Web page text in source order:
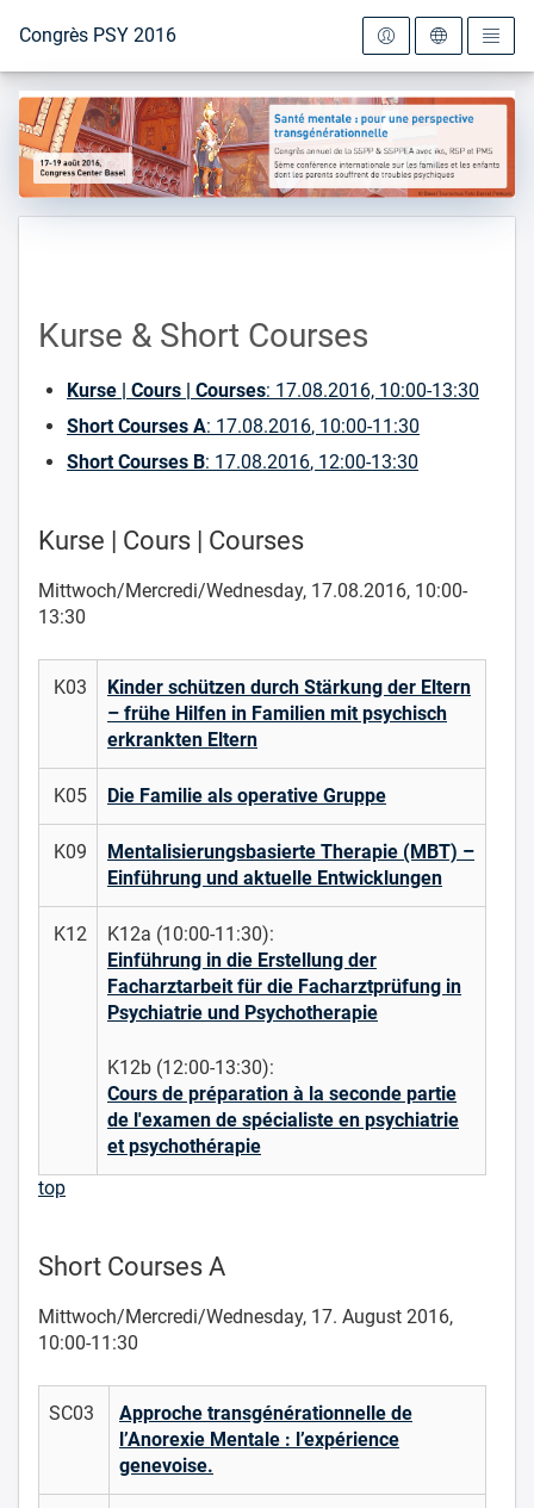
Vers la page d'accueil
Congrès PSY 2016
Kurse & Short Courses
Kurse | Cours | Courses: 17.08.2016, 10:00-13:30
Short Courses A: 17.08.2016, 10:00-11:30
Short Courses B: 17.08.2016, 12:00-13:30
Kurse | Cours | Courses
Mittwoch/Mercredi/Wednesday, 17.08.2016, 10:00-
13:30
K03
Kinder schützen durch Stärkung der Eltern
– frühe Hilfen in Familien mit psychisch
erkrankten Eltern
K05 Die Familie als operative Gruppe
K09
Mentalisierungsbasierte Therapie (MBT) –
Einführung und aktuelle Entwicklungen
K12
K12a (10:00-11:30):
Einführung in die Erstellung der
Facharztarbeit für die Facharztprüfung in
Psychiatrie und Psychotherapie
K12b (12:00-13:30):
Cours de préparation à la seconde partie
de l'examen de spécialiste en psychiatrie
et psychothérapie
top
Short Courses A
Mittwoch/Mercredi/Wednesday, 17. August 2016,
10:00-11:30
SC03
Approche transgénérationnelle de
l’Anorexie Mentale : l’expérience
genevoise.